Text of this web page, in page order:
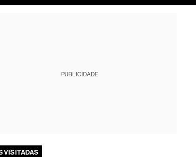
PUBLICIDADE
VISITADAS